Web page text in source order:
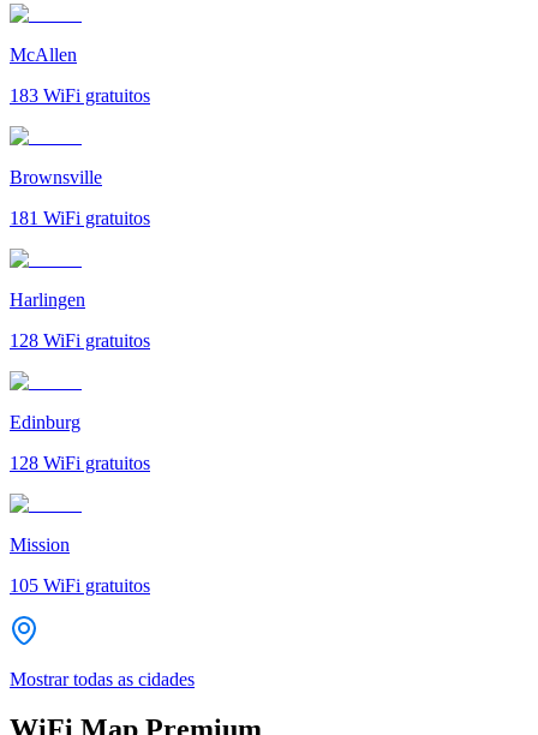
McAllen
183 WiFi gratuitos
Brownsville
181 WiFi gratuitos
Harlingen
128 WiFi gratuitos
Edinburg
128 WiFi gratuitos
Mission
105 WiFi gratuitos
Mostrar todas as cidades